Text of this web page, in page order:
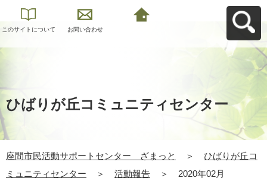
このサイトについて お問い合わせ
ひばりが丘コミュニティセンター
座間市民活動サポートセンター ざまっと ＞
ひばりが丘コ
ミュニティセンター
＞ 活動報告 ＞ 2020年02月